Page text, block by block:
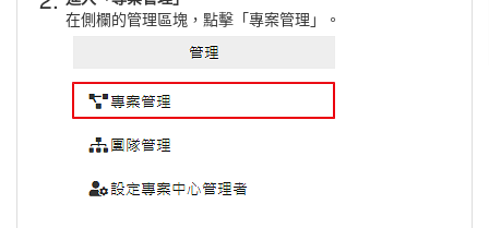
在側欄的管理區塊，點擊「專案管理」。